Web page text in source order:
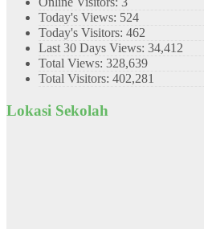
Today's Views: 524
Today's Visitors: 462
Last 30 Days Views: 34,412
Total Views: 328,639
Total Visitors: 402,281
Lokasi Sekolah